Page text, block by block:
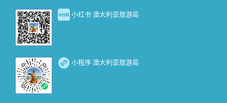
小红书 澳大利亚旅游局
小程序 澳大利亚旅游局